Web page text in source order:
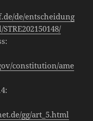
de/entscheidung
constitution/ame
gg/art_5.html